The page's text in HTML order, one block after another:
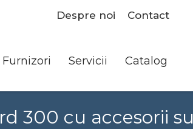
Despre noi Contact
Furnizori Servicii Catalog
300 cu accesorii